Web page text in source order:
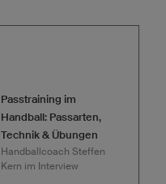
Passtraining im
Handball: Passarten,
Technik & Übungen
Handballcoach Steffen
Kern im Interview